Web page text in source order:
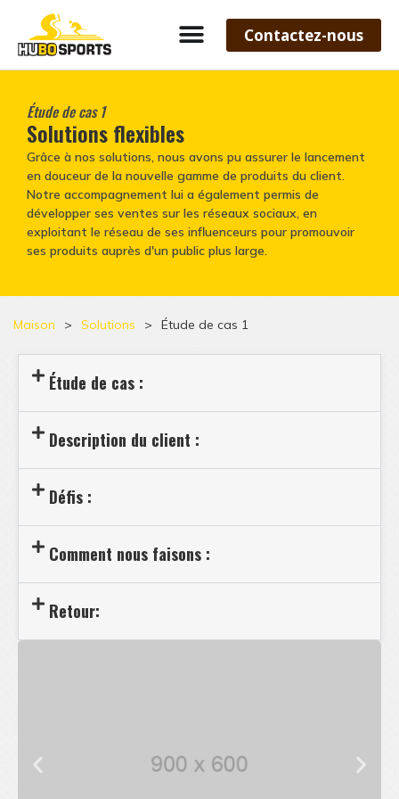
Contactez-nous
Étude de cas 1
Solutions flexibles
Grâce à nos solutions, nous avons pu assurer le lancement
en douceur de la nouvelle gamme de produits du client.
Notre accompagnement lui a également permis de
développer ses ventes sur les réseaux sociaux, en
exploitant le réseau de ses influenceurs pour promouvoir
ses produits auprès d'un public plus large.
Maison > Solutions > Étude de cas 1
Étude de cas :
Description du client :
Défis :
Comment nous faisons :
Retour: